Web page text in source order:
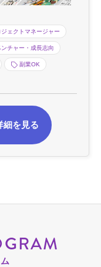
ジェクトマネージャー
チャー・成長志向
副業OK
細を見る